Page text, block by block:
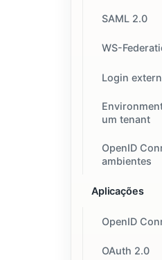
SAML 2.0
WS-
Login
um tenant
OpenID
ambientes
Aplicações
OpenID
OAuth 2.0